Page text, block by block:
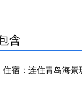
含
住宿：连住青岛海景